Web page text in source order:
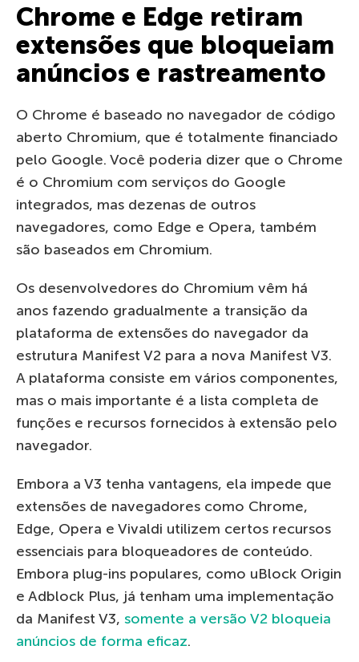
Chrome e Edge retiram
extensões que bloqueiam
anúncios e rastreamento
O Chrome é baseado no navegador de código
aberto Chromium, que é totalmente financiado
pelo Google. Você poderia dizer que o Chrome
é o Chromium com serviços do Google
integrados, mas dezenas de outros
navegadores, como Edge e Opera, também
são baseados em Chromium.
Os desenvolvedores do Chromium vêm há
anos fazendo gradualmente a transição da
plataforma de extensões do navegador da
estrutura Manifest V2 para a nova Manifest V3.
A plataforma consiste em vários componentes,
mas o mais importante é a lista completa de
funções e recursos fornecidos à extensão pelo
navegador.
Embora a V3 tenha vantagens, ela impede que
extensões de navegadores como Chrome,
Edge, Opera e Vivaldi utilizem certos recursos
essenciais para bloqueadores de conteúdo.
Embora plug-ins populares, como uBlock Origin
e Adblock Plus, já tenham uma implementação
da Manifest V3, somente a versão V2 bloqueia
anúncios de forma eficaz.